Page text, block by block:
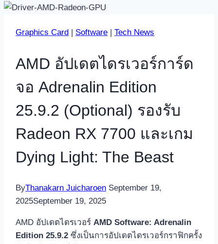
Graphics Card | Software | Tech News
AMD อัปเดตไดรเวอร์การ์ด
จอ Adrenalin Edition
25.9.2 (Optional) รองรับ
Radeon RX 7700 และเกม
Dying Light: The Beast
ByThanakarn Juicharoen September 19,
2025September 19, 2025
AMD อัปเดตไดรเวอร์ AMD Software: Adrenalin
Edition 25.9.2 ซึ่งเป็นการอัปเดตไดรเวอร์กราฟิกครั้ง